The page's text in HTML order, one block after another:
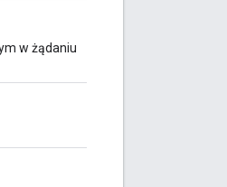
w żądaniu